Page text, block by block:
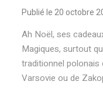
Publié le 20 octobre
Ah Noël, ses
Magiques, surtout
traditionnel polonais
Varsovie ou de